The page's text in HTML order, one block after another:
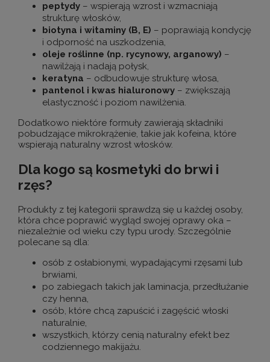
peptydy – wspierają wzrost i wzmacniają
strukturę włosków,
biotyna i witaminy (B, E) – poprawiają kondycję
i odporność na uszkodzenia,
oleje roślinne (np. rycynowy, arganowy) –
nawilżają i nadają połysk,
keratyna – odbudowuje strukturę włosa,
pantenol i kwas hialuronowy – zwiększają
elastyczność i poziom nawilżenia.
Dodatkowo niektóre formuły zawierają składniki
pobudzające mikrokrążenie, takie jak kofeina, które
wspierają naturalny wzrost włosków.
Dla kogo są kosmetyki do brwi i
rzęs?
Produkty z tej kategorii sprawdzą się u każdej osoby,
która chce poprawić wygląd swojej oprawy oka –
niezależnie od wieku czy typu urody. Szczególnie
polecane są dla:
osób z osłabionymi, wypadającymi rzęsami lub
brwiami,
po zabiegach takich jak laminacja, przedłużanie
czy henna,
osób, które chcą zapuścić i zagęścić włoski
naturalnie,
wszystkich, którzy cenią naturalny efekt bez
codziennego makijażu.